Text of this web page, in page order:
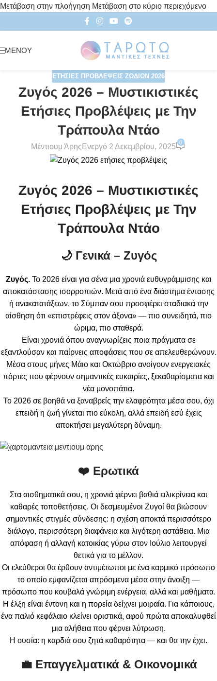
Μετάβαση στην πλοήγηση Μετάβαση στο κύριο περιεχόμενο
ΜΕΝΟΎ
ΕΤΉΣΙΕΣ ΠΡΟΒΛΈΨΕΙΣ ΖΩΔΊΩΝ 2026
Ζυγός 2026 – Μυστικιστικές
Ετήσιες Προβλέψεις με Την
Τράπουλα Ντάο
Μέντιουμ Άρης Ενεργό 2 Δεκεμβρίου, 2025
0
Ζυγός 2026 – Μυστικιστικές
Ετήσιες Προβλέψεις με Την
Τράπουλα Ντάο
🌙 Γενικά – Ζυγός
Ζυγός.Το 2026 είναι για σένα μια χρονιά ευθυγράμμισης και
αποκατάστασης ισορροπιών. Μετά από ένα διάστημα έντασης
ή ανακατατάξεων, το Σύμπαν σου προσφέρει σταδιακά την
αίσθηση ότι «επιστρέφεις στον άξονα» — πιο συνειδητά, πιο
ώριμα, πιο σταθερά.
Είναι χρονιά όπου αναγνωρίζεις ποια πράγματα σε
εξαντλούσαν και παίρνεις αποφάσεις που σε απελευθερώνουν.
Μέσα στους μήνες Μάιο και Οκτώβριο ανοίγουν ενεργειακές
πόρτες που φέρνουν σημαντικές ευκαιρίες, ξεκαθαρίσματα και
νέα μονοπάτια.
Το 2026 σε βοηθά να ξαναβρείς την ελαφρότητα μέσα σου, όχι
επειδή η ζωή γίνεται πιο εύκολη, αλλά επειδή εσύ έχεις
αποκτήσει μεγαλύτερη δύναμη.
❤️ Ερωτικά
Στα αισθηματικά σου, η χρονιά φέρνει βαθιά ειλικρίνεια και
καθαρές τοποθετήσεις. Οι δεσμευμένοι Ζυγοί θα βιώσουν
σημαντικές στιγμές σύνδεσης: η σχέση αποκτά περισσότερο
διάλογο, περισσότερη διαφάνεια και λιγότερη αστάθεια. Μια
απόφαση ή αλλαγή κατοικίας γύρω στον Ιούλιο λειτουργεί
θετικά για το μέλλον.
Οι ελεύθεροι θα έρθουν αντιμέτωποι με ένα καρμικό πρόσωπο
το οποίο εμφανίζεται απρόσμενα μέσα στην άνοιξη —
πρόσωπο που κουβαλά γνώριμη ενέργεια, αλλά και μαθήματα.
Η έλξη είναι έντονη και η πορεία δείχνει μοιραία. Για κάποιους,
ένα παλιό κεφάλαιο κλείνει οριστικά, αφού πρώτα αποκαλυφθεί
μια αλήθεια που φέρνει λύτρωση.
Η ουσία: η καρδιά σου ζητά καθαρότητα — και θα την έχει.
💼 Επαγγελματικά & Οικονομικά